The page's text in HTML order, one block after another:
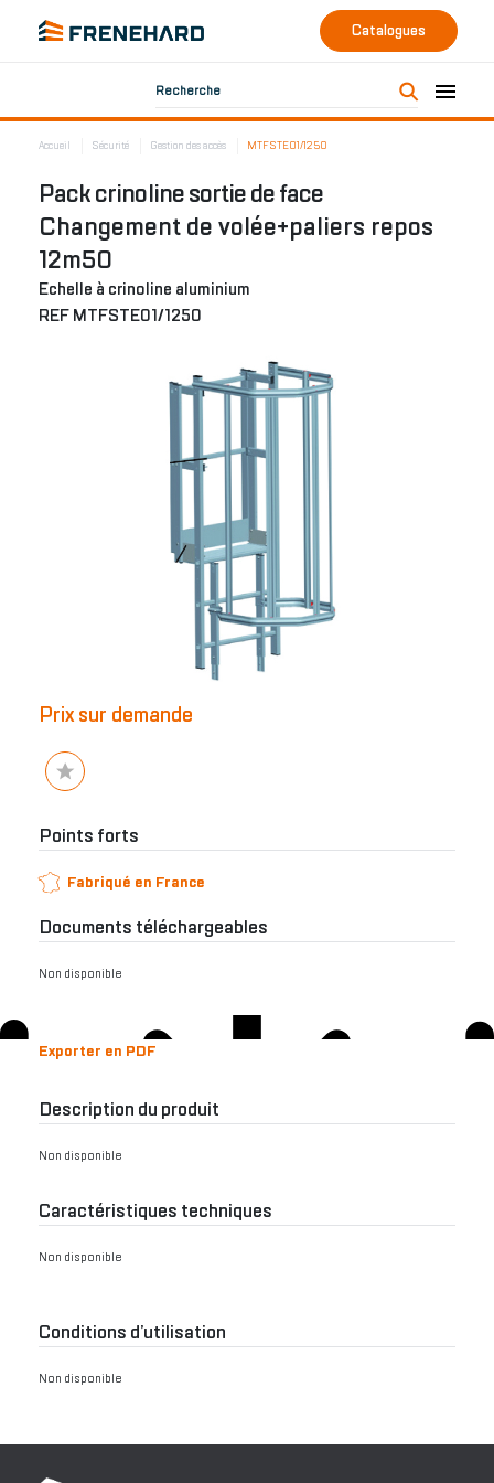
Recherche
Catalogues
Accueil Sécurité Gestion des accès MTFSTE01/1250
Pack crinoline sortie de face
Changement de volée+paliers repos
12m50
Echelle à crinoline aluminium
REF MTFSTE01/1250
Prix sur demande
Points forts
Fabriqué en France
Documents téléchargeables
Non disponible
Exporter en PDF
Description du produit
Non disponible
Caractéristiques techniques
Non disponible
Conditions d’utilisation
Non disponible